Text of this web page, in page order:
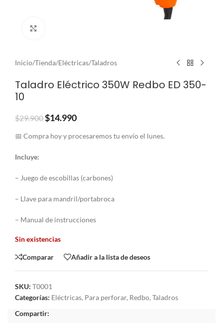
Inicio/Tienda/Eléctricas/Taladros
Taladro Eléctrico 350W Redbo ED 350-
10
$29.900$14.990
📅 Compra hoy y procesaremos tu envío el lunes.
Incluye:
– Juego de escobillas (carbones)
– Llave para mandril/portabroca
– Manual de instrucciones
Sin existencias
Comparar Añadir a la lista de deseos
SKU: T0001
Categorías: Eléctricas, Para perforar, Redbo, Taladros
Compartir: